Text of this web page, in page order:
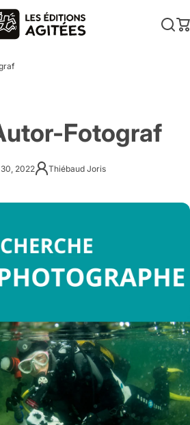
Fotograf
2022 Thiébaud Joris